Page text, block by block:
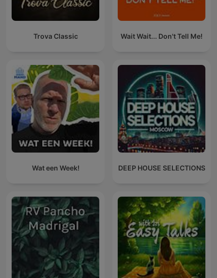
Trova Classic Wait Wait... Don't Tell Me!
Wat een Week! DEEP HOUSE SELECTIONS